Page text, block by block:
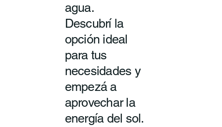
agua.
Descubrí la
opción ideal
para tus
necesidades y
empezá a
aprovechar la
energía del sol.